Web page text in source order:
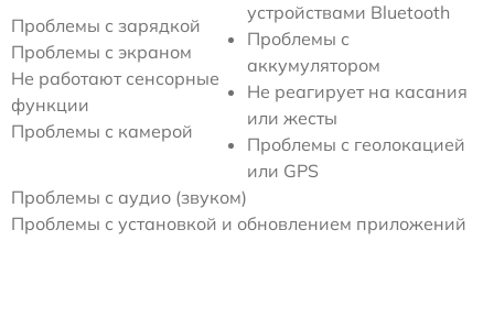
Проблемы с зарядкой
Проблемы с экраном
Не работают сенсорные
функции
Проблемы с камерой
устройствами Bluetooth
Проблемы с
аккумулятором
Не реагирует на касания
или жесты
Проблемы с геолокацией
или GPS
Проблемы с аудио (звуком)
Проблемы с установкой и обновлением приложений